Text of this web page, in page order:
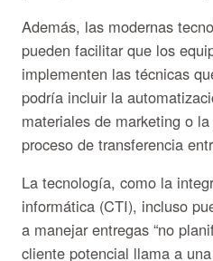
Además, las modernas
pueden facilitar que los
implementen las técnicas
podría incluir la
materiales de marketing o
proceso de transferencia
La tecnología, como la
informática (CTI), incluso
a manejar entregas “no
cliente potencial llama a